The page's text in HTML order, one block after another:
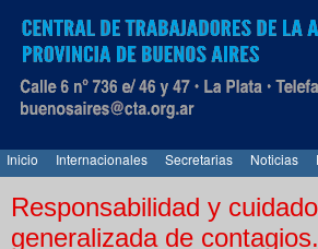
Inicio Internacionales Secretarias Noticias
Responsabilidad y
generalizada de contagios.